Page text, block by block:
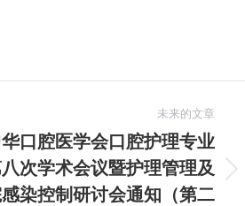
未来的文章
口腔医学会口腔护理专业
次学术会议暨护理管理及
染控制研讨会通知（第二